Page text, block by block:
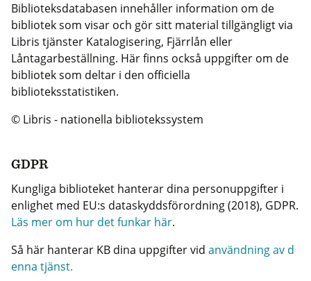
Biblioteksdatabasen innehåller information om de
bibliotek som visar och gör sitt material tillgängligt via
Libris tjänster Katalogisering, Fjärrlån eller
Låntagarbeställning. Här finns också uppgifter om de
bibliotek som deltar i den officiella
biblioteksstatistiken.
© Libris - nationella bibliotekssystem
GDPR
Kungliga biblioteket hanterar dina personuppgifter i
enlighet med EU:s dataskyddsförordning (2018), GDPR.
Läs mer om hur det funkar här.
Så här hanterar KB dina uppgifter vid användning av d
enna tjänst.